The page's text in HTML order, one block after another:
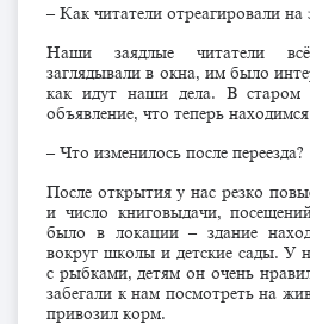
– Как читатели отреагировали на
Наши заядлые читатели
заглядывали в окна, им было
как идут наши дела. В старом
объявление, что теперь
– Что изменилось после переезда?
После открытия у нас резко
и число книговыдачи,
было в локации – здание
вокруг школы и детские сады. У
с рыбками, детям он очень
забегали к нам посмотреть на
привозил корм.